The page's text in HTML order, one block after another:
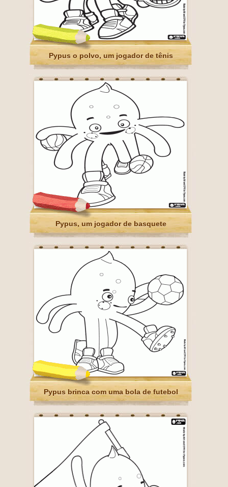
Pypus o polvo, um jogador de tênis
Pypus, um jogador de basquete
Pypus brinca com uma bola de futebol